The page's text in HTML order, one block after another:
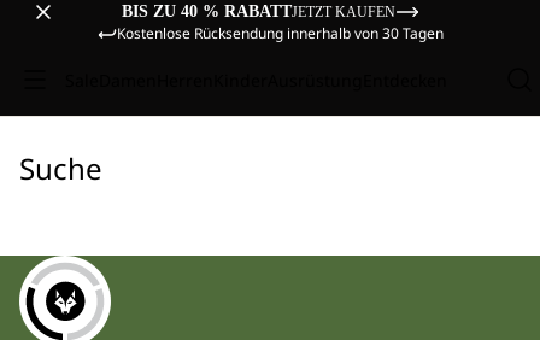
BIS ZU 40 % RABATTJETZT KAUFEN
Kostenlose Rücksendung innerhalb von 30 Tagen
Suche